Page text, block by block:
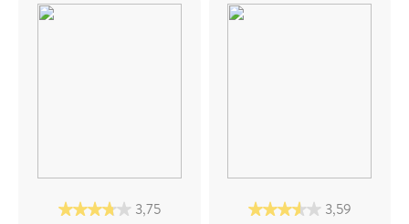
3,75 3,59